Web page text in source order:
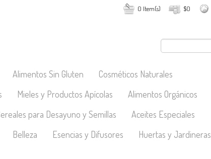
$0
0 Item(s)
Alimentos Sin Gluten
Cosméticos Naturales
Mieles y Productos Apícolas
Alimentos Orgánicos
para Desayuno y Semillas
Aceites Especiales
Belleza Esencias y Difusores
Huertas y Jardineras